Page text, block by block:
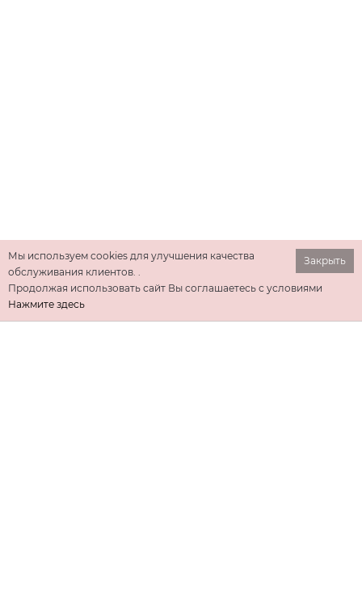
Закрыть
Мы используем cookies для улучшения качества
обслуживания клиентов. .
Продолжая использовать сайт Вы соглашаетесь с условиями
Нажмите здесь